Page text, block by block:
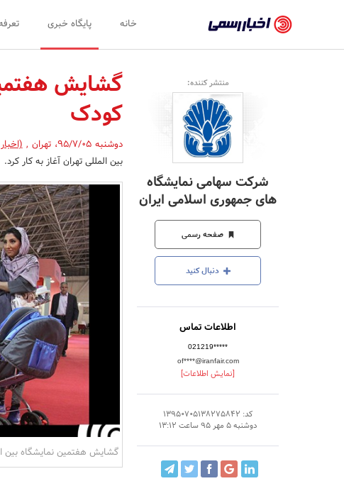
رسمی
-
اخبار
تایید
شده
شرکت‌ها،
سازمان‌ها
و
روابط
عمومی‌ها
خانه پایگاه خبری
منتشر کننده:
شرکت سهامی نمایشگاه
های جمهوری اسلامی ایران
صفحه رسمی
دنبال کنید
اطلاعات تماس
021219*****
of****@iranfair.com
[نمایش اطلاعات]
کد: 13950705138275842
دوشنبه 5 مهر 95 ساعت 13:12
گشایش
کودک
دوشنبه 95/7/05 ،تهران ,
بین المللی تهران آغاز به کار کرد.
گشایش هفتمین نمایشگاه بین